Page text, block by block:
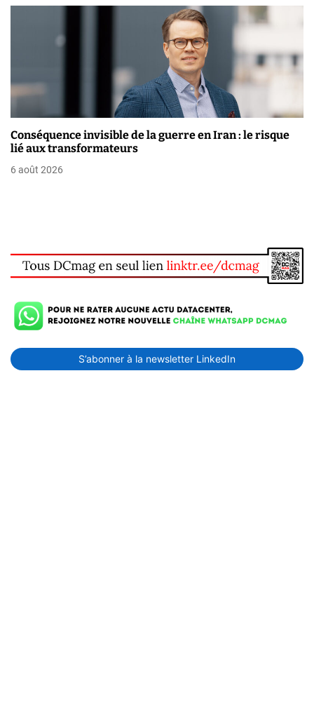
Conséquence invisible de la guerre en Iran : le risque
lié aux transformateurs
6 août 2026
S’abonner à la newsletter LinkedIn